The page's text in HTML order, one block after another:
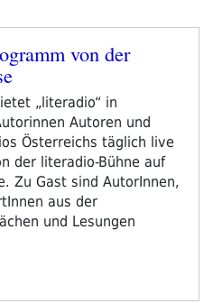
von der
„literadio“ in
Autoren und
Österreichs täglich live
der literadio-Bühne auf
Zu Gast sind AutorInnen,
aus der
und Lesungen